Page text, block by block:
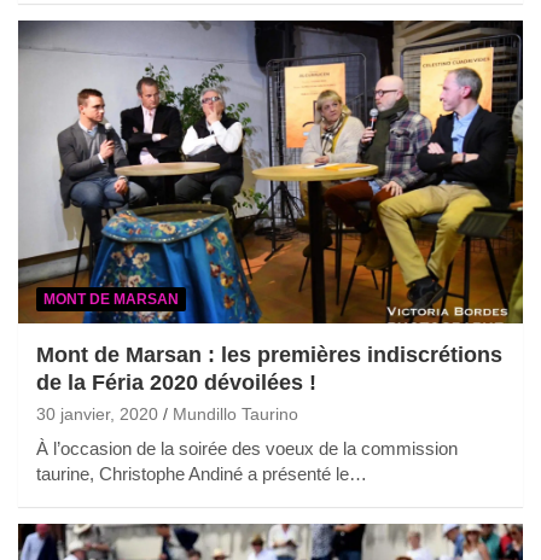
MONT DE MARSAN
Mont de Marsan : les premières indiscrétions
de la Féria 2020 dévoilées !
30 janvier, 2020 Mundillo Taurino
À l’occasion de la soirée des voeux de la commission
taurine, Christophe Andiné a présenté le…